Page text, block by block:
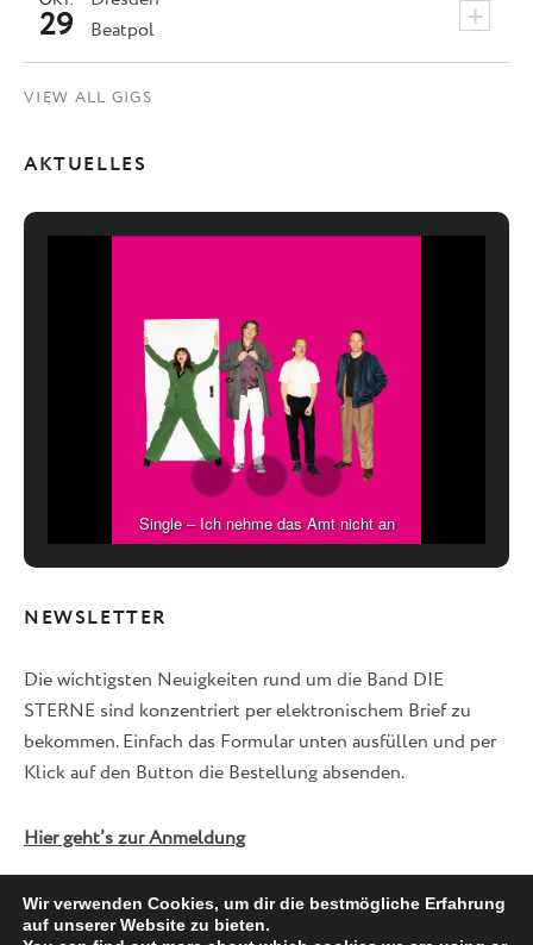
+
29 Beatpol
VIEW ALL GIGS
AKTUELLES
Single – Ich nehme das Amt nicht an
NEWSLETTER
Die wichtigsten Neuigkeiten rund um die Band DIE
STERNE sind konzentriert per elektronischem Brief zu
bekommen. Einfach das Formular unten ausfüllen und per
Klick auf den Button die Bestellung absenden.
Hier geht’s zur Anmeldung
FacebookTwitterInstagram
Wir verwenden Cookies, um dir die bestmögliche Erfahrung
auf unserer Website zu bieten.